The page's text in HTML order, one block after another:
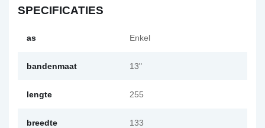
SPECIFICATIES
as Enkel
bandenmaat 13"
lengte 255
breedte 133